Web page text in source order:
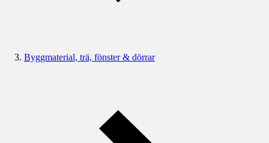
Byggmaterial, trä, fönster & dörrar